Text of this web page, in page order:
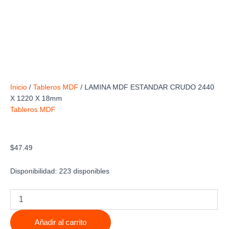
Inicio / Tableros MDF / LAMINA MDF ESTANDAR CRUDO 2440
X 1220 X 18mm
Tableros MDF
$47.49
Disponibilidad: 223 disponibles
MDF
ESTANDAR
CRUDOAñadir al carrito